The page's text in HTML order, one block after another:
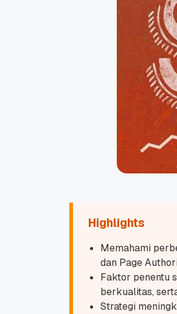
Highlights
Memahami
dan Page
Faktor penentu
berkualitas,
Strategi